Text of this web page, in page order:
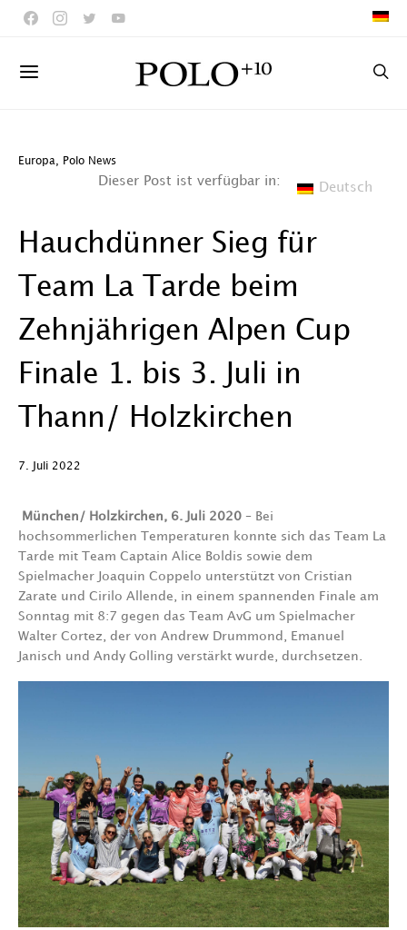
Europa Polo News
Dieser Post ist verfügbar in: Deutsch
Hauchdünner Sieg für
Team La Tarde beim
Zehnjährigen Alpen Cup
Finale 1. bis 3. Juli in
Thann/ Holzkirchen
7. Juli 2022
München/ Holzkirchen, 6. Juli 2020 – Bei
hochsommerlichen Temperaturen konnte sich das Team La
Tarde mit Team Captain Alice Boldis sowie dem
Spielmacher Joaquin Coppelo unterstützt von Cristian
Zarate und Cirilo Allende, in einem spannenden Finale am
Sonntag mit 8:7 gegen das Team AvG um Spielmacher
Walter Cortez, der von Andrew Drummond, Emanuel
Janisch und Andy Golling verstärkt wurde, durchsetzen.